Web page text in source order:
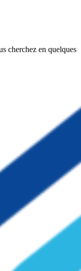
cherchez en quelques